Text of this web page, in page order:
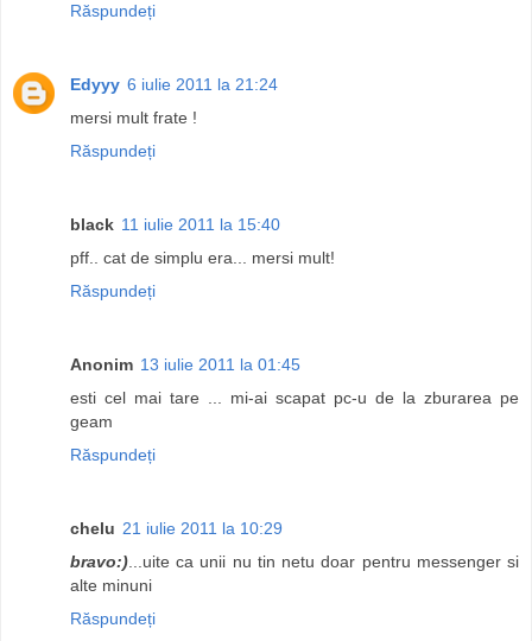
Răspundeți
Edyyy 6 iulie 2011 la 21:24
mersi mult frate !
Răspundeți
black 11 iulie 2011 la 15:40
pff.. cat de simplu era... mersi mult!
Răspundeți
Anonim 13 iulie 2011 la 01:45
esti cel mai tare ... mi-ai scapat pc-u de la zburarea pe
geam
Răspundeți
chelu 21 iulie 2011 la 10:29
bravo:)...uite ca unii nu tin netu doar pentru messenger si
alte minuni
Răspundeți